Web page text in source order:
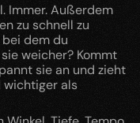
Immer. Außerdem
zu schnell zu
dem du
weicher? Kommt
sie an und zieht
wichtiger als